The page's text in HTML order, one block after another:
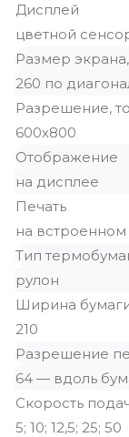
Дисплей
цветной
Размер
260 по
Разрешение,
600х800
Отображение
на дисплее
Печать
на
Тип
рулон
Ширина
210
Разрешение
64 — вдоль
Скорость
5; 10; 12,5; 25; 50